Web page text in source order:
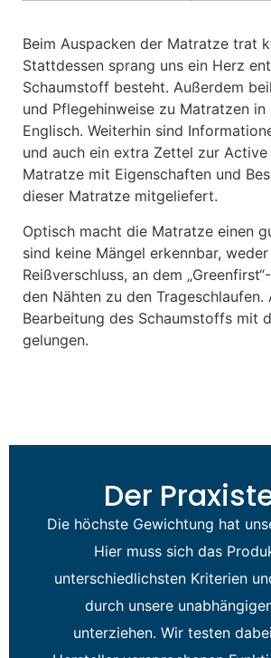
Beim Auspacken der Matratze trat
Stattdessen sprang uns ein Herz
Schaumstoff besteht. Außerdem
und Pflegehinweise zu Matratzen in
Englisch. Weiterhin sind
und auch ein extra Zettel zur
Matratze mit Eigenschaften und
dieser Matratze mitgeliefert.
Optisch macht die Matratze einen
sind keine Mängel erkennbar,
Reißverschluss, an dem
den Nähten zu den Trageschlaufen.
Bearbeitung des Schaumstoffs mit
gelungen.
Der
Die höchste Gewichtung hat
Hier muss sich das
unterschiedlichsten Kriterien
durch unsere
unterziehen. Wir testen